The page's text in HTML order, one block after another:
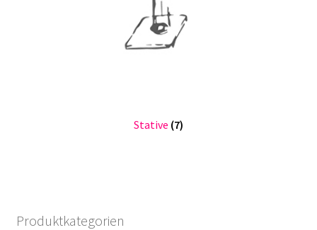
Stative (7)
Produktkategorien